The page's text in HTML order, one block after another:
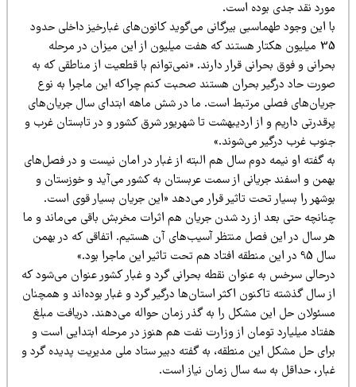
نقد جدی بوده است.
این وجود طهماسبی بیرگانی می‌گوید کانون‌های غبارخیز داخلی حدود
35 میلیون هکتار هستند که هفت میلیون از این میزان در مرحله
و فوق بحرانی قرار دارند. «نمی‌توانم با قطعیت از مناطقی که به
حاد درگیر بحران هستند صحبت کنم چراکه این ماجرا به نوع
فصلی مرتبط است. ما در شش ماهه ابتدای سال جریان‌های
داریم و از اردیبهشت تا شهریور شرق کشور و در تابستان غرب و
غرب درگیر می‌شوند.»
گفته او نیمه دوم سال هم البته از غبار در امان نیست و در فصل‌های
و اسفند جریانی از سمت عربستان به کشور می‌آید و خوزستان و
را بسیار تحت تاثیر قرار می‌دهد «این جریان بسیار قوی است.
حتی بعد از رد شدن جریان هم اثرات مخربش باقی می‌ماند و ما
سال در این فصل منتظر آسیب‌های آن هستیم. اتفاقی که در بهمن
سرخس به عنوان نقطه بحرانی گرد و غبار کشور عنوان می‌شود که
سال گذشته تاکنون اکثر استان‌ها درگیر گرد و غبار بوده‌اند و همچنان
حل این مشکل را به گذر زمان حواله می‌دهند. دریافت مبلغ
میلیارد تومان از وزارت نفت هم هنوز در مرحله ابتدایی است و
حل مشکل این منطقه، به گفته دبیر ستاد ملی مدیریت پدیده گرد و
حداقل به سه سال زمان نیاز است.